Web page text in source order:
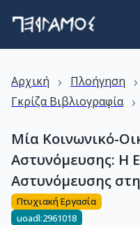
Αρχική › Πλοήγηση ›
Γκρίζα Βιβλιογραφία ›
Μία Κοινωνικό-
Αστυνόμευσης: Η
Αστυνόμευσης
Πτυχιακή Εργασία
uoadl:2961018